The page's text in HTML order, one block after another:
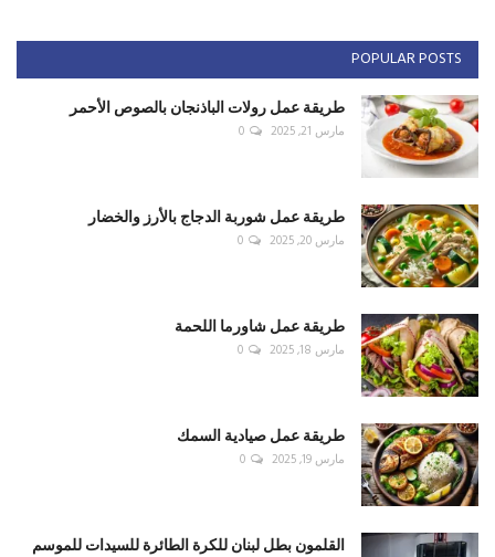
POPULAR POSTS
طريقة عمل رولات الباذنجان بالصوص الأحمر
مارس 21, 2025 0
طريقة عمل شوربة الدجاج بالأرز والخضار
مارس 20, 2025 0
طريقة عمل شاورما اللحمة
مارس 18, 2025 0
طريقة عمل صيادية السمك
مارس 19, 2025 0
القلمون بطل لبنان للكرة الطائرة للسيدات للموسم